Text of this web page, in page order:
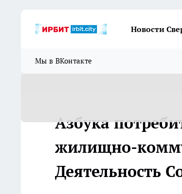
Новости
Мы в ВКонтакте
Азбука
жилищно-
Деятельность